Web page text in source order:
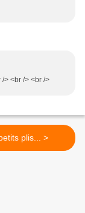
/> <br /> <br />
Des petits plis... >